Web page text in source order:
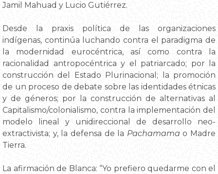
Jamil Mahuad y Lucio Gutiérrez.
Desde la praxis política de las organizaciones
indígenas, continúa luchando contra el paradigma de
la modernidad eurocéntrica, así como contra la
racionalidad antropocéntrica y el patriarcado; por la
construcción del Estado Plurinacional; la promoción
de un proceso de debate sobre las identidades étnicas
y de géneros; por la construcción de alternativas al
Capitalismo/colonialismo, contra la implementación del
modelo lineal y unidireccional de desarrollo neo-
extractivista; y, la defensa de la Pachamama o Madre
Tierra.
La afirmación de Blanca: “Yo prefiero quedarme con el